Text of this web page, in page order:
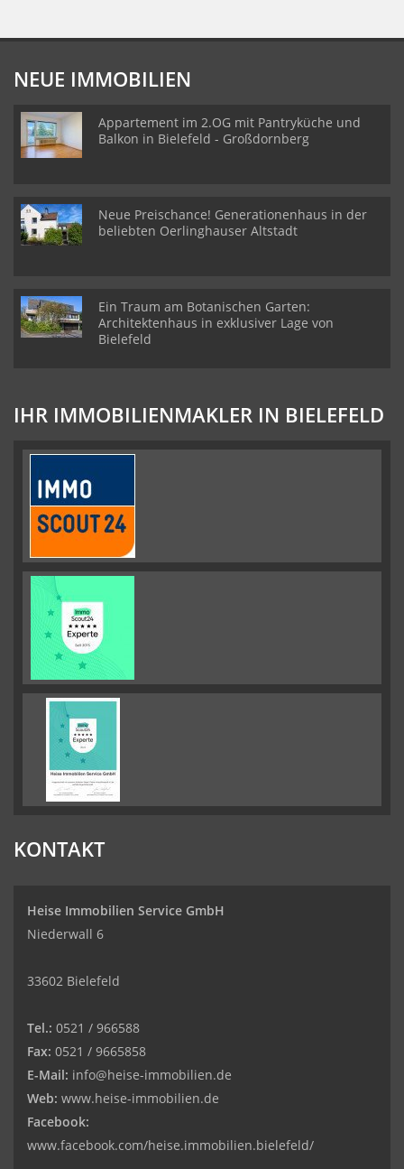
NEUE IMMOBILIEN
Appartement im 2.OG mit Pantryküche und
Balkon in Bielefeld - Großdornberg
Neue Preischance! Generationenhaus in der
beliebten Oerlinghauser Altstadt
Ein Traum am Botanischen Garten:
Architektenhaus in exklusiver Lage von
Bielefeld
IHR IMMOBILIENMAKLER IN BIELEFELD
KONTAKT
Heise Immobilien Service GmbH
Niederwall 6
33602 Bielefeld
Tel.: 0521 / 966588
Fax: 0521 / 9665858
E-Mail: info@heise-immobilien.de
Web: www.heise-immobilien.de
Facebook:
www.facebook.com/heise.immobilien.bielefeld/